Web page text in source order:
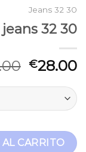
Jeans 32 30
jeans 32 30
€28.00
CARRITO